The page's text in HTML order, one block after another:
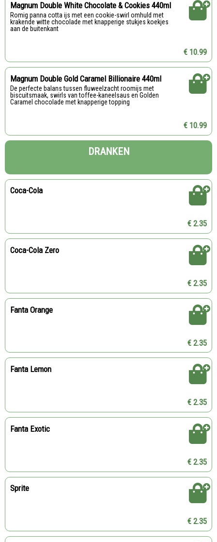
Magnum Double White Chocolate & Cookies 440ml
Romig panna cotta ijs met een cookie-swirl omhuld met
krakende witte chocolade met knapperige stukjes koekjes
aan de buitenkant
€ 10.99
Magnum Double Gold Caramel Billionaire 440ml
De perfecte balans tussen fluweelzacht roomijs met
biscuitsmaak, swirls van toffee-kaneelsaus en Golden
Caramel chocolade met knapperige topping
€ 10.99
DRANKEN
Coca-Cola
€ 2.35
Coca-Cola Zero
€ 2.35
Fanta Orange
€ 2.35
Fanta Lemon
€ 2.35
Fanta Exotic
€ 2.35
Sprite
€ 2.35